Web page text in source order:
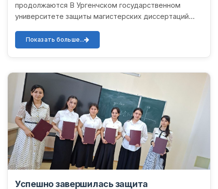
продолжаются В Ургенчском государственном
университете защиты магистерских диссертаций
самую активную фазу. Сег...
Показать больше...
Успешно завершилась защита